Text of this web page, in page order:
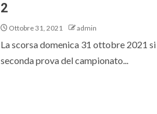
2
Ottobre 31, 2021 admin
La scorsa domenica 31 ottobre 2021
seconda prova del campionato...